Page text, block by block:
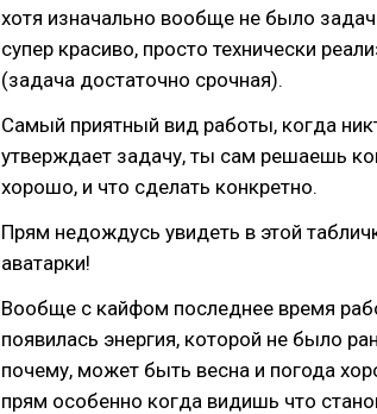
хотя изначально вообще не было
супер красиво, просто технически
(задача достаточно срочная).
Самый приятный вид работы, когда
утверждает задачу, ты сам решаешь
хорошо, и что сделать конкретно.
Прям недождусь увидеть в этой
аватарки!
Вообще с кайфом последнее время
появилась энергия, которой не было
почему, может быть весна и погода
прям особенно когда видишь что